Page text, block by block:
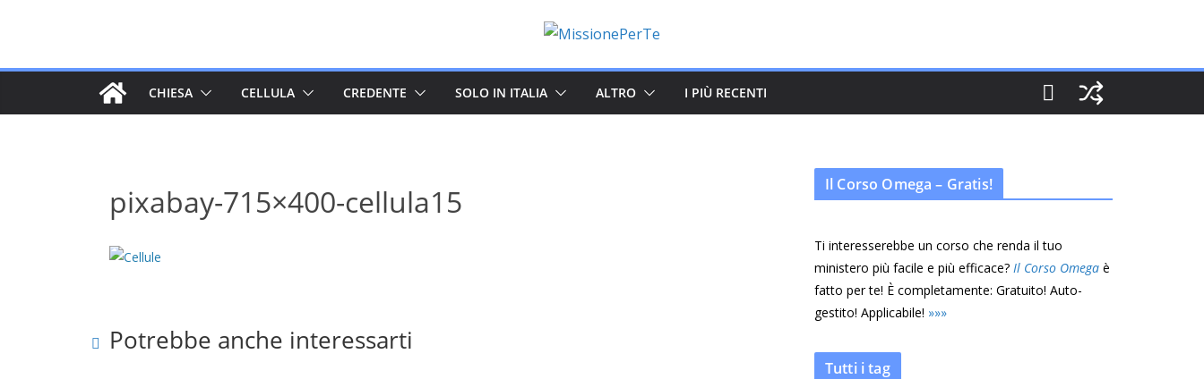
CHIESA CELLULA CREDENTE SOLO IN ITALIA ALTRO I PIÙ RECENTI
pixabay-715×400-cellula15
Potrebbe anche interessarti
Il Corso Omega – Gratis!
Ti interesserebbe un corso che renda il tuo
ministero più facile e più efficace? Il Corso Omega è
fatto per te! È completamente: Gratuito! Auto-
gestito! Applicabile! »»»
Tutti i tag